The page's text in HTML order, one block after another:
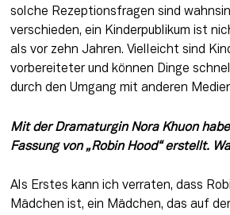
solche Rezeptionsfragen sind
verschieden, ein Kinderpublikum ist
als vor zehn Jahren. Vielleicht sind
vorbereiteter und können Dinge
durch den Umgang mit anderen
Mit der Dramaturgin Nora Khuon
Fassung von „Robin Hood“ erstellt.
Als Erstes kann ich verraten, dass
Mädchen ist, ein Mädchen, das auf